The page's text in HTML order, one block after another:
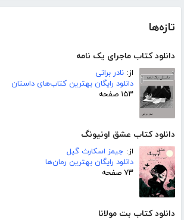
تازه‌ها
دانلود کتاب ماجرای یک نامه
از: نادر براتی
دانلود رایگان بهترین کتاب‌های داستان
۱۵۳ صفحه
دانلود کتاب عشق اونیونگ
از: جیمز اسکارث گیل
دانلود رایگان بهترین رمان‌ها
۷۳ صفحه
دانلود کتاب بت مولانا